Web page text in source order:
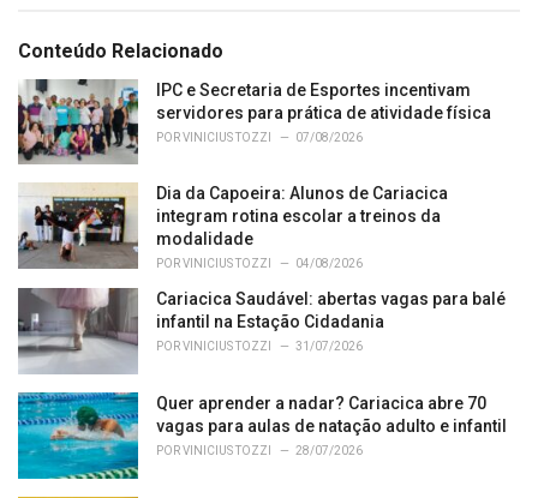
e
o
r
i
e
:
Conteúdo Relacionado
IPC e Secretaria de Esportes incentivam
servidores para prática de atividade física
PORVINICIUS TOZZI 07/08/2026
Dia da Capoeira: Alunos de Cariacica
integram rotina escolar a treinos da
modalidade
PORVINICIUS TOZZI 04/08/2026
Cariacica Saudável: abertas vagas para balé
infantil na Estação Cidadania
PORVINICIUS TOZZI 31/07/2026
Quer aprender a nadar? Cariacica abre 70
vagas para aulas de natação adulto e infantil
PORVINICIUS TOZZI 28/07/2026